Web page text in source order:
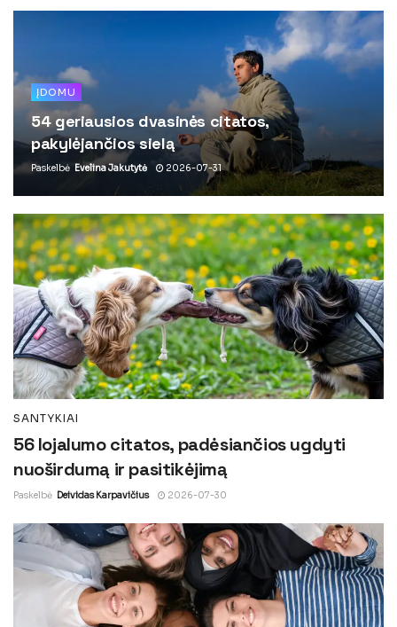
ĮDOMU
54 geriausios dvasinės citatos,
pakylėjančios sielą
Paskelbė Evelina Jakutytė 2026-07-31
SANTYKIAI
56 lojalumo citatos, padėsiančios ugdyti
nuoširdumą ir pasitikėjimą
Paskelbė Deividas Karpavičius 2026-07-30